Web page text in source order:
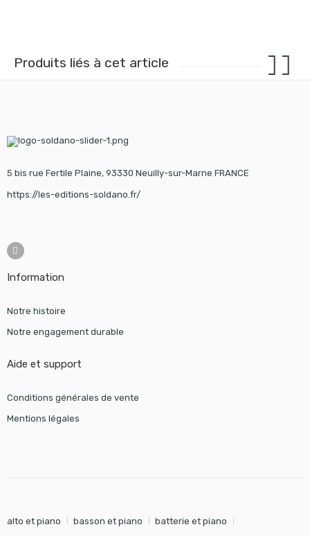
Produits liés à cet article
5 bis rue Fertile Plaine, 93330 Neuilly-sur-Marne FRANCE
https://les-editions-soldano.fr/
Information
Notre histoire
Notre engagement durable
Aide et support
Conditions générales de vente
Mentions légales
alto et piano basson et piano batterie et piano